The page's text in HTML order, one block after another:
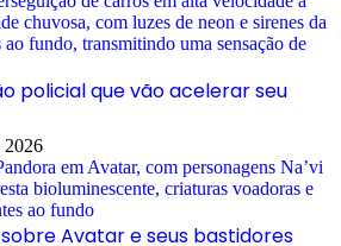
policial que vão acelerar seu
2026
Avatar e seus bastidores